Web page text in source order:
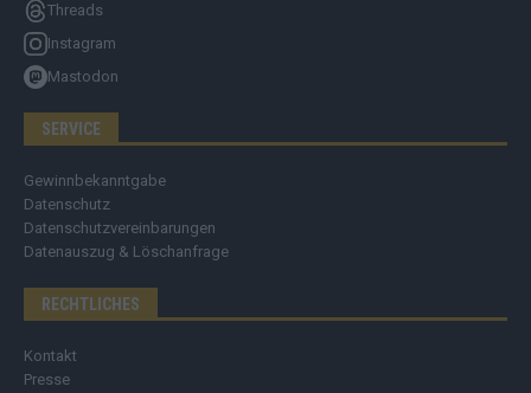
Threads
Instagram
Mastodon
SERVICE
Gewinnbekanntgabe
Datenschutz
Datenschutzvereinbarungen
Datenauszug & Löschanfrage
RECHTLICHES
Kontakt
Presse